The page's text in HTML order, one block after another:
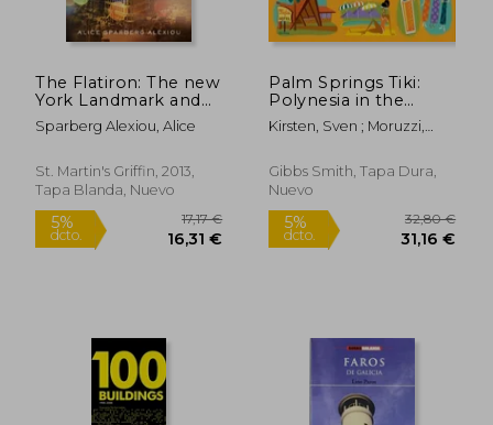
5% 5%
Rápido
The Flatiron: The new
York Landmark and
the Incomparable
City That Arose With
Sparberg Alexiou, Alice
St. Martin's Griffin, 2013,
Tapa Blanda, Nuevo
Palm Springs Tiki:
Polynesia in the
Desert (en Inglés)
Kirsten, Sven ; Moruzzi,
Gibbs Smith, Tapa Dura,
Nuevo